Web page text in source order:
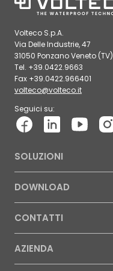
Volteco S.p.A.
Via Delle Industrie, 47
31050 Ponzano Veneto (TV)
Tel. +39.0422.9663
Fax +39.0422.966401
volteco@volteco.it
Seguici su:
SOLUZIONI
DOWNLOAD
CONTATTI
AZIENDA